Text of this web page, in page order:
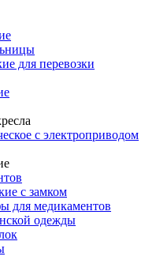
для перевозки
с электроприводом
с замком
для медикаментов
одежды